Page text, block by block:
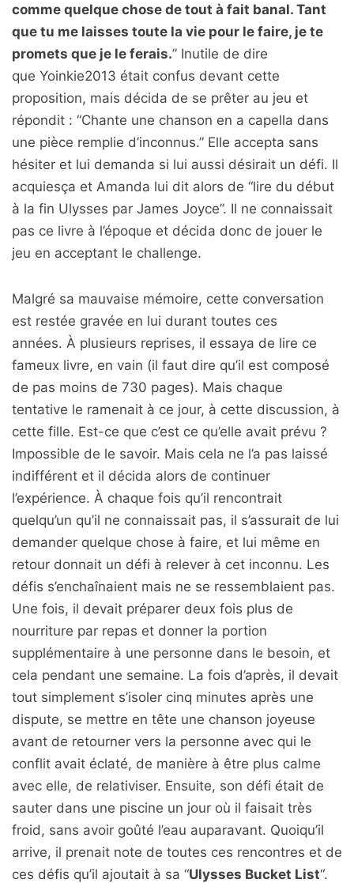
comme quelque chose de tout à fait banal. Tant
que tu me laisses toute la vie pour le faire, je te
promets que je le ferais.” Inutile de dire
que Yoinkie2013 était confus devant cette
proposition, mais décida de se prêter au jeu et
répondit : “Chante une chanson en a capella dans
une pièce remplie d’inconnus.” Elle accepta sans
hésiter et lui demanda si lui aussi désirait un défi. Il
acquiesça et Amanda lui dit alors de “lire du début
à la fin Ulysses par James Joyce”. Il ne connaissait
pas ce livre à l’époque et décida donc de jouer le
jeu en acceptant le challenge.
Malgré sa mauvaise mémoire, cette conversation
est restée gravée en lui durant toutes ces
années. À plusieurs reprises, il essaya de lire ce
fameux livre, en vain (il faut dire qu’il est composé
de pas moins de 730 pages). Mais chaque
tentative le ramenait à ce jour, à cette discussion, à
cette fille. Est-ce que c’est ce qu’elle avait prévu ?
Impossible de le savoir. Mais cela ne l’a pas laissé
indifférent et il décida alors de continuer
l’expérience. À chaque fois qu’il rencontrait
quelqu’un qu’il ne connaissait pas, il s’assurait de lui
demander quelque chose à faire, et lui même en
retour donnait un défi à relever à cet inconnu. Les
défis s’enchaînaient mais ne se ressemblaient pas.
Une fois, il devait préparer deux fois plus de
nourriture par repas et donner la portion
supplémentaire à une personne dans le besoin, et
cela pendant une semaine. La fois d’après, il devait
tout simplement s’isoler cinq minutes après une
dispute, se mettre en tête une chanson joyeuse
avant de retourner vers la personne avec qui le
conflit avait éclaté, de manière à être plus calme
avec elle, de relativiser. Ensuite, son défi était de
sauter dans une piscine un jour où il faisait très
froid, sans avoir goûté l’eau auparavant. Quoiqu’il
arrive, il prenait note de toutes ces rencontres et de
ces défis qu’il ajoutait à sa “Ulysses Bucket List“.